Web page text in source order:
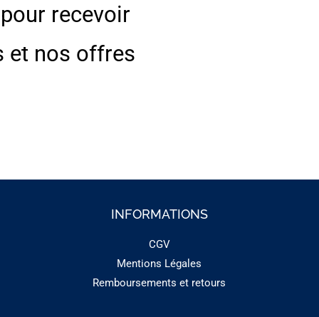
recevoir
et nos offres
INFORMATIONS
CGV
Mentions Légales
Remboursements et retours